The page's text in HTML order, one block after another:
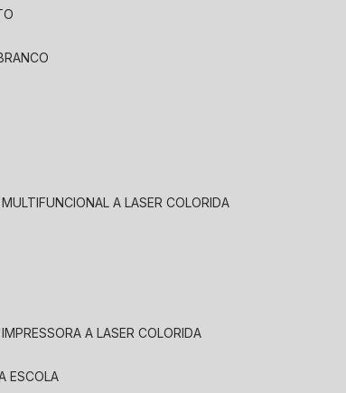
MULTIFUNCIONAL A LASER COLORIDA
IMPRESSORA A LASER COLORIDA
ESCOLA